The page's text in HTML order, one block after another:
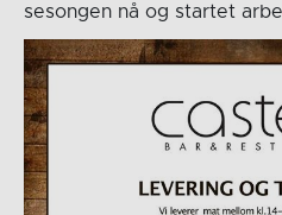
sesongen nå og startet